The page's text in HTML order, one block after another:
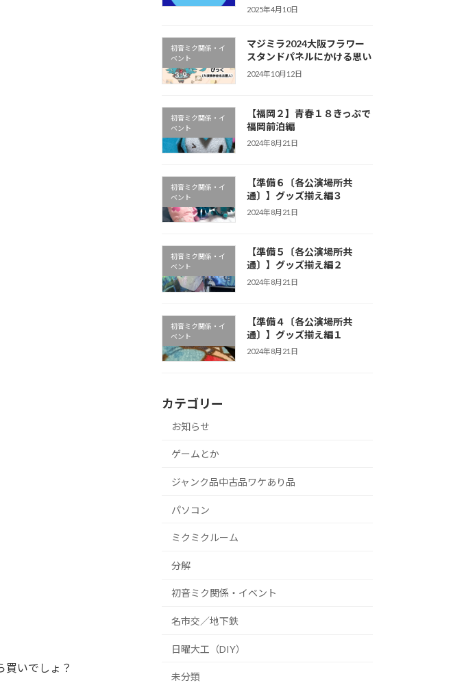
買いでしょ？
2025年4月10日
初音ミク関係・イ
ベント
マジミラ2024大阪フラワー
スタンドパネルにかける思い
2024年10月12日
初音ミク関係・イ
ベント
【福岡２】青春１８きっぷで
福岡前泊編
2024年8月21日
初音ミク関係・イ
ベント
【準備６〔各公演場所共
通〕】グッズ揃え編３
2024年8月21日
初音ミク関係・イ
ベント
【準備５〔各公演場所共
通〕】グッズ揃え編２
2024年8月21日
初音ミク関係・イ
ベント
【準備４〔各公演場所共
通〕】グッズ揃え編１
2024年8月21日
カテゴリー
お知らせ
ゲームとか
ジャンク品中古品ワケあり品
パソコン
ミクミクルーム
分解
初音ミク関係・イベント
名市交／地下鉄
日曜大工（DIY）
未分類